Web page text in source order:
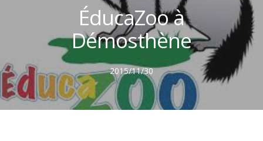
ÉducaZoo à
Démosthène
2015/11/30